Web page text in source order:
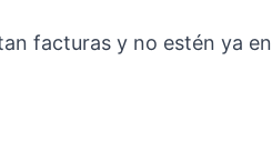
facturas y no estén ya en